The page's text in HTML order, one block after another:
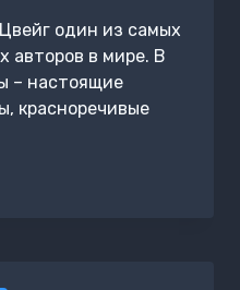
один из самых
авторов в мире. В
– настоящие
красноречивые